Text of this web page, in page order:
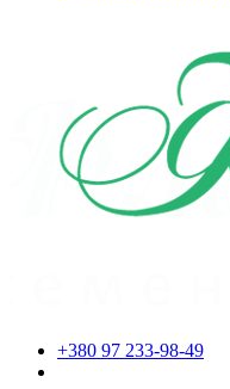
+380 97 233-98-49